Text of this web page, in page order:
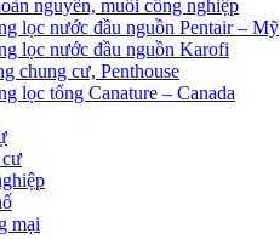
nguyên, muối công nghiệp
lọc nước đầu nguồn Pentair – Mỹ
lọc nước đầu nguồn Karofi
chung cư, Penthouse
lọc tổng Canature – Canada
mại